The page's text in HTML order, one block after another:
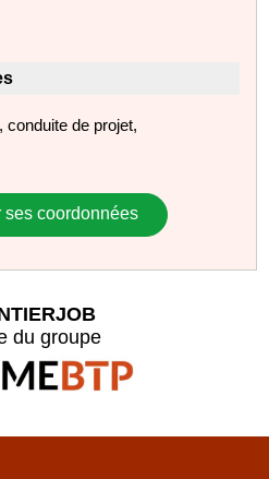
conduite de projet,
ses coordonnées
du groupe